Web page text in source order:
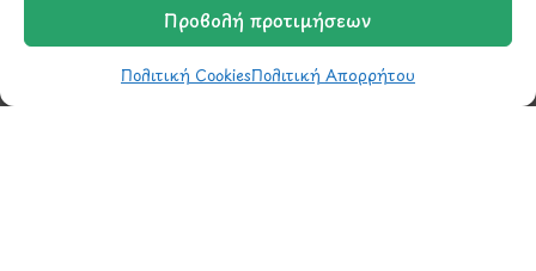
Προβολή προτιμήσεων
Πολιτική CookiesΠολιτική Απορρήτου
ΚαλάθιΣύγκριση
Ο Λογαριασμός μου